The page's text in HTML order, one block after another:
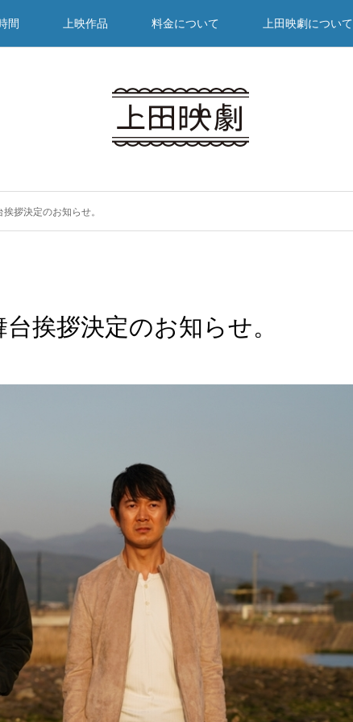
間 上映作品 料金について 上田映劇について
拶決定のお知らせ。
挨拶決定のお知らせ。